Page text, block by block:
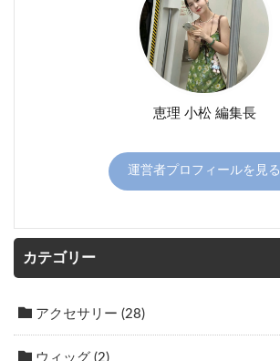
恵理 小松 編集長
運営者プロフィールを見る
カテゴリー
アクセサリー (28)
ウィッグ (2)